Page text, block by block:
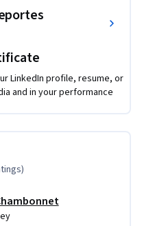
indicadores clave de
las técnicas para
de redes sociales y
dentro del ámbito de
LinkedIn profile, resume, or
and in your performance
)